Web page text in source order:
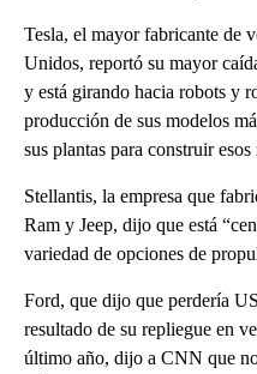
Tesla, el mayor fabricante de
Unidos, reportó su mayor
y está girando hacia robots y
producción de sus modelos
sus plantas para construir esos
Stellantis, la empresa que
Ram y Jeep, dijo que está
variedad de opciones de
Ford, que dijo que perdería
resultado de su repliegue en
último año, dijo a CNN que